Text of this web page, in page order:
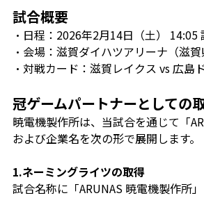
試合概要
・日程：2026年2月14日（土） 14:05
・会場：滋賀ダイハツアリーナ（滋賀
・対戦カード：滋賀レイクス vs広島
冠ゲームパートナーとしての
暁電機製作所は、当試合を通じて「
および企業名を次の形で展開します。
1.ネーミングライツの取得
試合名称に「ARUNAS 暁電機製作所」